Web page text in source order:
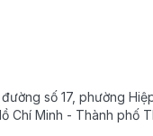
số 17, phường
Chí Minh - Thành phố